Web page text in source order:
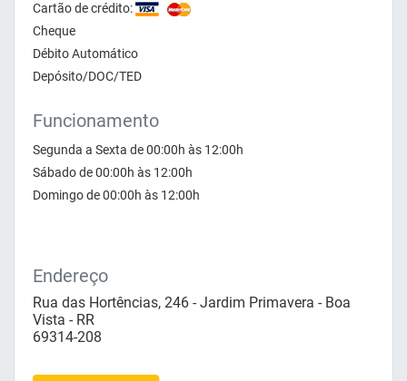
Cartão de crédito:
Cheque
Débito Automático
Depósito/DOC/TED
Funcionamento
Segunda a Sexta de 00:00h às 12:00h
Sábado de 00:00h às 12:00h
Domingo de 00:00h às 12:00h
Endereço
Rua das Hortências, 246 - Jardim Primavera - Boa
Vista - RR
69314-208